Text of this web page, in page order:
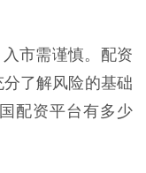
市需谨慎。配资
了解风险的基础
配资平台有多少